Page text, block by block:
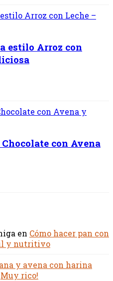
estilo Arroz con
con Avena
en Cómo hacer pan con
y nutritivo
y avena con harina
rico!